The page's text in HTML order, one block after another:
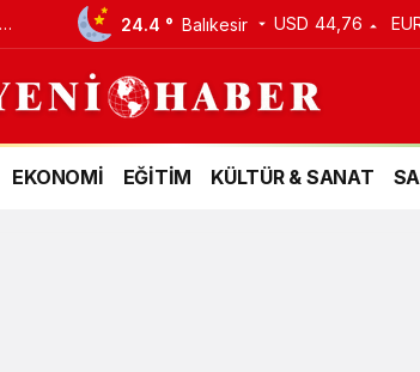
24.4 ° Balıkesir USD 44,76
EKONOMİ EĞİTİM KÜLTÜR & SANAT